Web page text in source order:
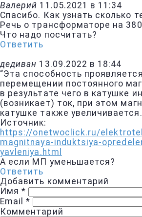
Валерий 11.05.2021 в 11:34
Спасибо. Как узнать сколько
Речь о трансформаторе на
Что надо посчитать?
Ответить
дедиван 13.09.2022 в 18:44
“Эта способность
перемещении постоянного
в результате чего в катушке
(возникает) ток, при этом
катушке также
Источник:
https://onetwoclick.ru/
magnitnaya-induktsiya-
yavleniya.html
А если МП уменьшается?
Ответить
Добавить комментарий
Имя*
Email*
Комментарий